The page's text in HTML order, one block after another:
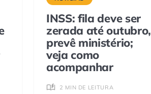
INSS: fila deve ser
zerada até outubro,
prevê ministério;
veja como
acompanhar
2 MIN DE LEITURA